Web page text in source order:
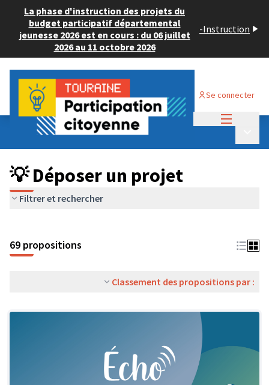
La phase d'instruction des projets du
budget participatif départemental
jeunesse 2026 est en cours : du 06 juillet
2026 au 11 octobre 2026
-Instruction
Se connecter
Budget Participatif ADULTE 2024
💡 Déposer un projet
💡 Déposer un projet
Filtrer et rechercher
69 propositions
Classement des propositions par :